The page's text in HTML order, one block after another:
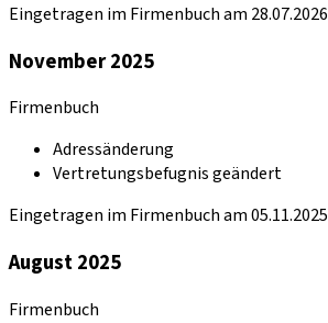
Eingetragen im Firmenbuch am 28.07.2026
November 2025
Firmenbuch
Adressänderung
Vertretungsbefugnis geändert
Eingetragen im Firmenbuch am 05.11.2025
August 2025
Firmenbuch